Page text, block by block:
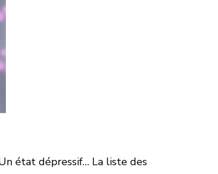
état dépressif… La liste des